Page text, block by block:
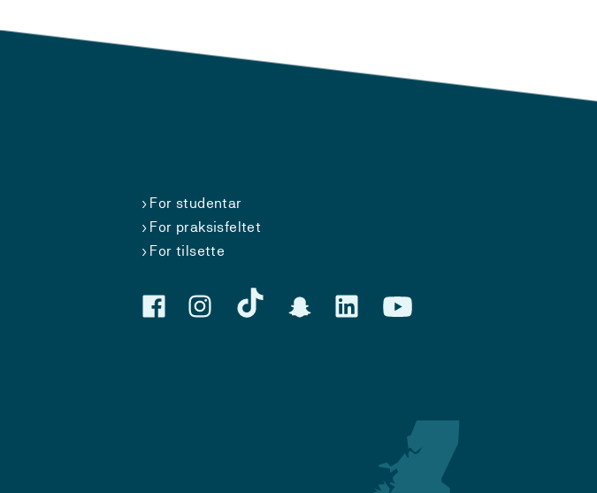
For studentar
For praksisfeltet
For tilsette